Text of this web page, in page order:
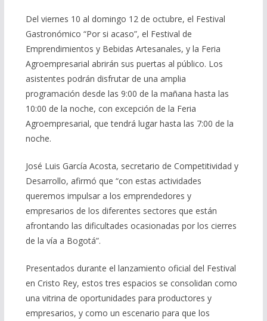
Del viernes 10 al domingo 12 de octubre, el Festival
Gastronómico “Por si acaso”, el Festival de
Emprendimientos y Bebidas Artesanales, y la Feria
Agroempresarial abrirán sus puertas al público. Los
asistentes podrán disfrutar de una amplia
programación desde las 9:00 de la mañana hasta las
10:00 de la noche, con excepción de la Feria
Agroempresarial, que tendrá lugar hasta las 7:00 de la
noche.
José Luis García Acosta, secretario de Competitividad y
Desarrollo, afirmó que “con estas actividades
queremos impulsar a los emprendedores y
empresarios de los diferentes sectores que están
afrontando las dificultades ocasionadas por los cierres
de la vía a Bogotá”.
Presentados durante el lanzamiento oficial del Festival
en Cristo Rey, estos tres espacios se consolidan como
una vitrina de oportunidades para productores y
empresarios, y como un escenario para que los